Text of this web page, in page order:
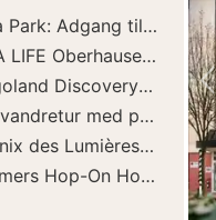
Oberhausen: SEA LIFE
Dortmund: Phoenix des